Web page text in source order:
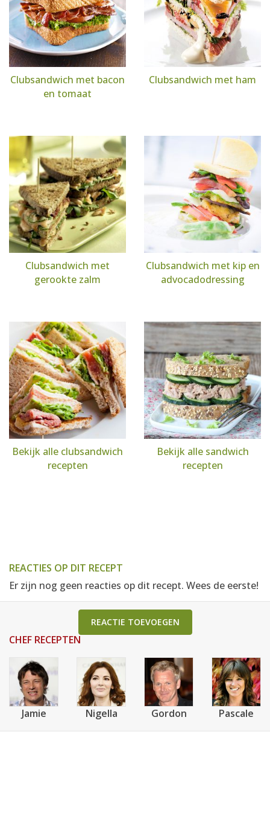
Clubsandwich met bacon
en tomaat
Clubsandwich met ham
Clubsandwich met
gerookte zalm
Clubsandwich met kip en
advocadodressing
Bekijk alle clubsandwich
recepten
Bekijk alle sandwich
recepten
REACTIES OP DIT RECEPT
Er zijn nog geen reacties op dit recept. Wees de eerste!
REACTIE TOEVOEGEN
CHEF RECEPTEN
Jamie Nigella Gordon Pascale